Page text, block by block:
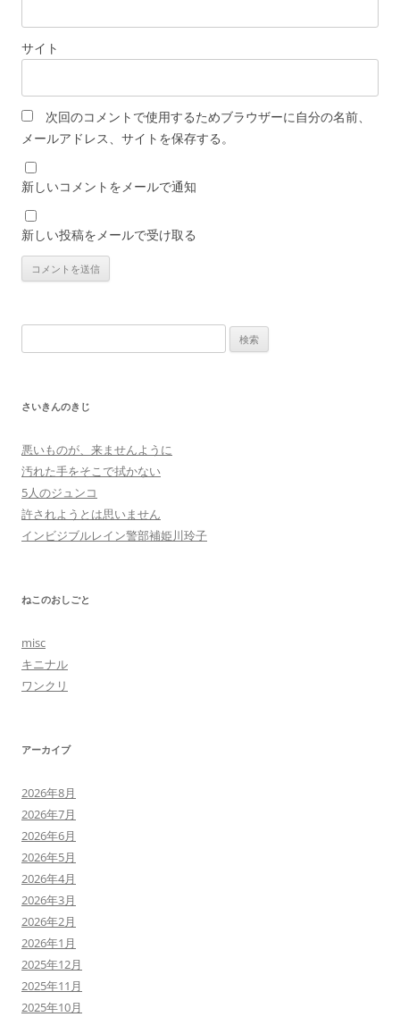
サイト
次回のコメントで使用するためブラウザーに自分の名前、
メールアドレス、サイトを保存する。
新しいコメントをメールで通知
新しい投稿をメールで受け取る
索:
さいきんのきじ
悪いものが、来ませんように
汚れた手をそこで拭かない
5人のジュンコ
許されようとは思いません
インビジブルレイン警部補姫川玲子
ねこのおしごと
misc
キニナル
ワンクリ
アーカイブ
2026年8月
2026年7月
2026年6月
2026年5月
2026年4月
2026年3月
2026年2月
2026年1月
2025年12月
2025年11月
2025年10月